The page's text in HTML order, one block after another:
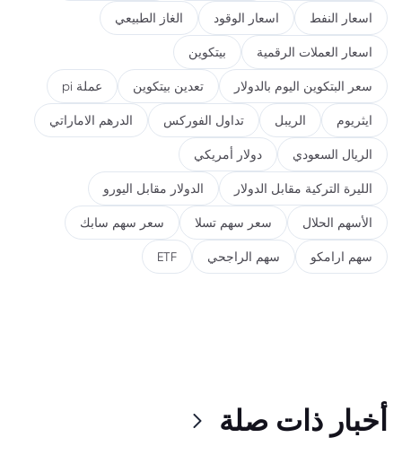
اسعار النفط اسعار الوقود الغاز الطبيعي
اسعار العملات الرقمية بيتكوين
سعر البتكوين اليوم بالدولار تعدين بيتكوين عملة pi
ايثريوم الريبل تداول الفوركس الدرهم الاماراتي
الريال السعودي دولار أمريكي
الليرة التركية مقابل الدولار الدولار مقابل اليورو
الأسهم الحلال سعر سهم تسلا سعر سهم سابك
سهم ارامكو سهم الراجحي ETF
أخبار ذات صلة